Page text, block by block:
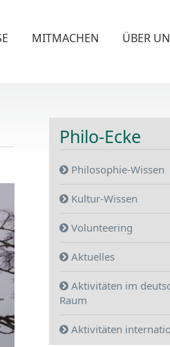
MITMACHEN ÜBER
Philo-Ecke
Philosophie-Wissen
Kultur-Wissen
Volunteering
Aktuelles
Aktivitäten im
Raum
Aktivitäten